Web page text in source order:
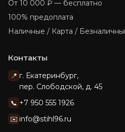
От 10 000 ₽ — бесплатно
100% предоплата
Наличные / Карта /
Контакты
📍 г. Екатеринбург,
пер. Слободской, д. 45
📞 +7 950 555 1926
✉️ info@stihl96.ru